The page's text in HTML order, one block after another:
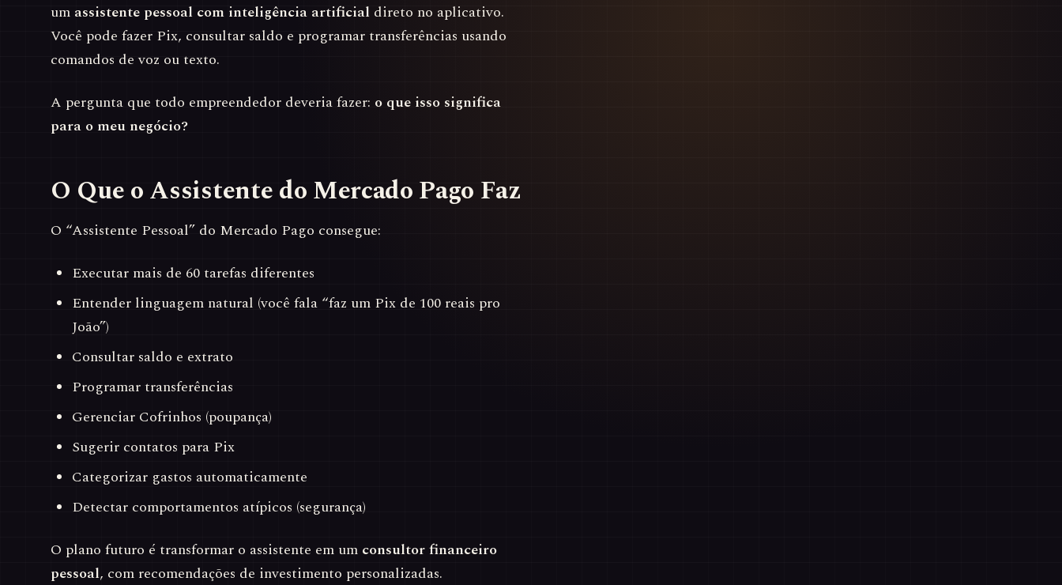
um assistente pessoal com inteligência artificial direto no aplicativo.
Você pode fazer Pix, consultar saldo e programar transferências usando
comandos de voz ou texto.
A pergunta que todo empreendedor deveria fazer: o que isso significa
para o meu negócio?
O Que o Assistente do Mercado Pago Faz
O “Assistente Pessoal” do Mercado Pago consegue:
Executar mais de 60 tarefas diferentes
Entender linguagem natural (você fala “faz um Pix de 100 reais pro
João”)
Consultar saldo e extrato
Programar transferências
Gerenciar Cofrinhos (poupança)
Sugerir contatos para Pix
Categorizar gastos automaticamente
Detectar comportamentos atípicos (segurança)
O plano futuro é transformar o assistente em um consultor financeiro
pessoal, com recomendações de investimento personalizadas.